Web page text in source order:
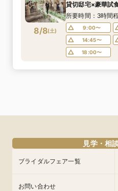
8/8(土)
貸切邸宅×豪華試
所要時間：3時間
9:00〜
14:45〜
18:00〜
見学・相
ブライダルフェア一覧
お問い合わせ